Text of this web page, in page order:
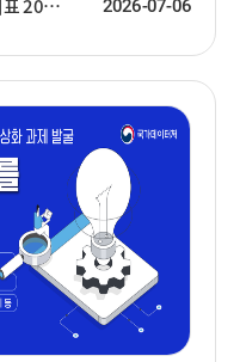
업데이트 2026-07-06